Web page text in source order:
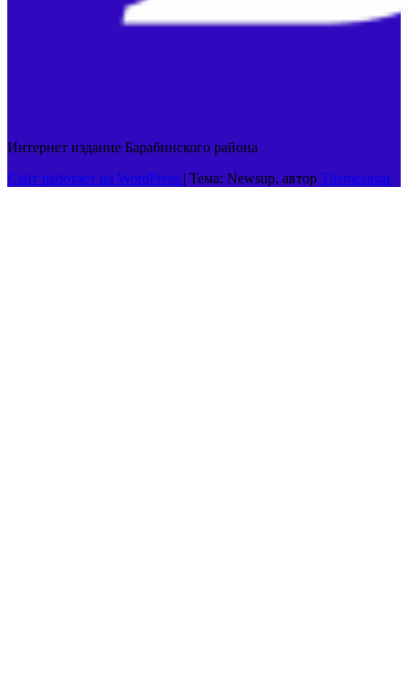
Интернет издание Барабинского района
Сайт работает на WordPress | Тема: Newsup, автор Themeansar